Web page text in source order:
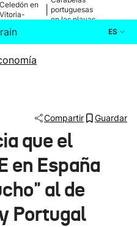
Celedón en
Vitoria-
portuguesas
en las playas
ES
Compartir Guardar
que el
en España
al de
Portugal